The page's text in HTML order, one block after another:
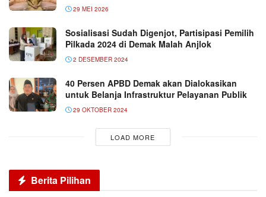
29 MEI 2026
Sosialisasi Sudah Digenjot, Partisipasi Pemilih
Pilkada 2024 di Demak Malah Anjlok
2 DESEMBER 2024
40 Persen APBD Demak akan Dialokasikan
untuk Belanja Infrastruktur Pelayanan Publik
29 OKTOBER 2024
LOAD MORE
Berita Pilihan